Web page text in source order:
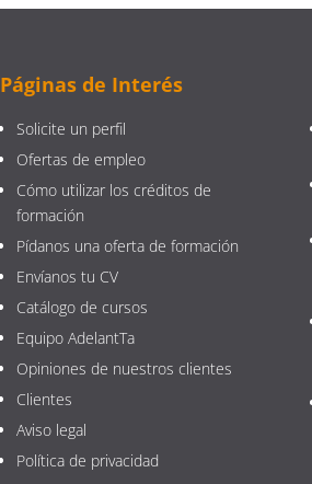
Páginas de Interés
Solicite un perfil
Ofertas de empleo
Cómo utilizar los créditos de
formación
Pídanos una oferta de formación
Envíanos tu CV
Catálogo de cursos
Equipo AdelantTa
Opiniones de nuestros clientes
Clientes
Aviso legal
Política de privacidad